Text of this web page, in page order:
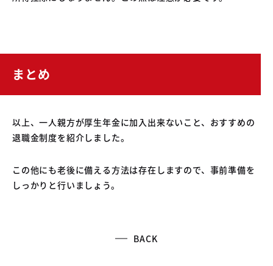
まとめ
以上、一人親方が厚生年金に加入出来ないこと、おすすめの
退職金制度を紹介しました。
この他にも老後に備える方法は存在しますので、事前準備を
しっかりと行いましょう。
BACK